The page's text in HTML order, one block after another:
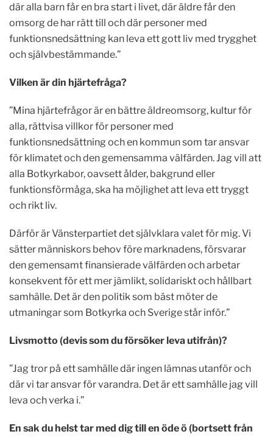
där alla barn får en bra start i livet, där äldre får den
omsorg de har rätt till och där personer med
funktionsnedsättning kan leva ett gott liv med trygghet
och självbestämmande.”
Vilken är din hjärtefråga?
”Mina hjärtefrågor är en bättre äldreomsorg, kultur för
alla, rättvisa villkor för personer med
funktionsnedsättning och en kommun som tar ansvar
för klimatet och den gemensamma välfärden. Jag vill att
alla Botkyrkabor, oavsett ålder, bakgrund eller
funktionsförmåga, ska ha möjlighet att leva ett tryggt
och rikt liv.
Därför är Vänsterpartiet det självklara valet för mig. Vi
sätter människors behov före marknadens, försvarar
den gemensamt finansierade välfärden och arbetar
konsekvent för ett mer jämlikt, solidariskt och hållbart
samhälle. Det är den politik som bäst möter de
utmaningar som Botkyrka och Sverige står inför.”
Livsmotto (devis som du försöker leva utifrån)?
”Jag tror på ett samhälle där ingen lämnas utanför och
där vi tar ansvar för varandra. Det är ett samhälle jag vill
leva och verka i.”
En sak du helst tar med dig till en öde ö (bortsett från